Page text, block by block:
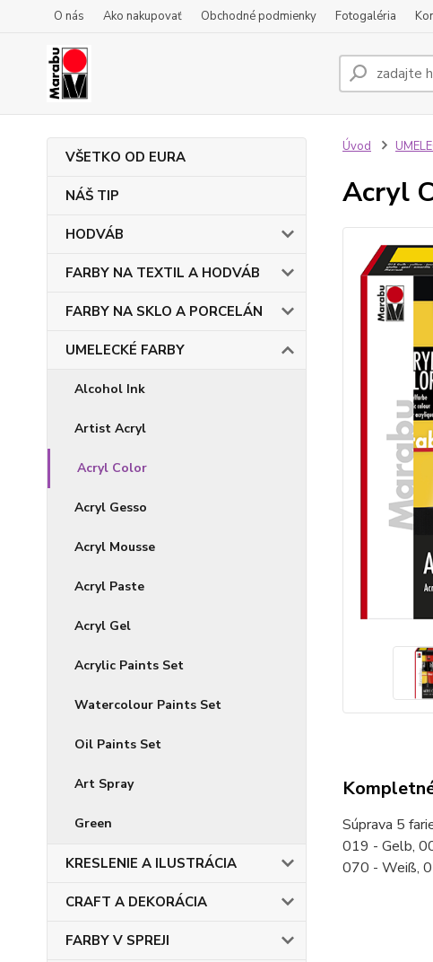
O nás Ako nakupovať Obchodné podmienky Fotogaléria
VŠETKO OD EURA
NÁŠ TIP
HODVÁB
FARBY NA TEXTIL A HODVÁB
FARBY NA SKLO A PORCELÁN
UMELECKÉ FARBY
Alcohol Ink
Artist Acryl
Acryl Color
Acryl Gesso
Acryl Mousse
Acryl Paste
Acryl Gel
Acrylic Paints Set
Watercolour Paints Set
Oil Paints Set
Art Spray
Green
KRESLENIE A ILUSTRÁCIA
CRAFT A DEKORÁCIA
FARBY V SPREJI
Úvod
Acryl
Súprava 5
019 - Gelb,
070 - Weiß,